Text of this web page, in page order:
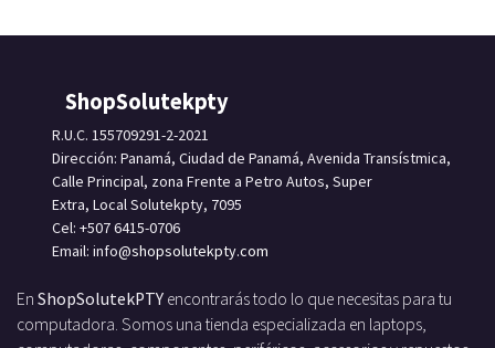
ShopSolutekpty
R.U.C. 155709291-2-2021
Dirección: Panamá, Ciudad de Panamá, Avenida Transístmica,
Calle Principal, zona Frente a Petro Autos, Super
Extra, Local Solutekpty, 7095
Cel: +507 6415-0706
Email: info@shopsolutekpty.com
En ShopSolutekPTY encontrarás todo lo que necesitas para tu
computadora. Somos una tienda especializada en laptops,